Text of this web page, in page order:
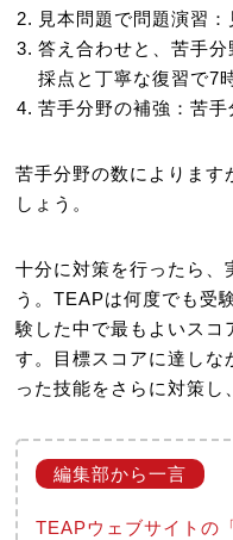
見本問題で問題演習
答え合わせと、苦手
採点と丁寧な復習で7
苦手分野の補強：苦
苦手分野の数によります
しょう。
十分に対策を行ったら、
う。TEAPは何度でも受
験した中で最もよいスコ
す。目標スコアに達しな
った技能をさらに対策し
TEAPウェブサイトの